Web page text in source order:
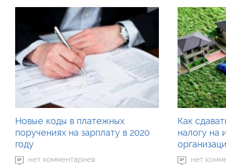
Новые коды в платежных
поручениях на зарплату в 2020
году
нет комментариев
Как
налогу на
нет